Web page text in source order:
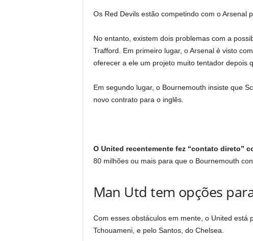
Os Red Devils estão competindo com o Arsenal
No entanto, existem dois problemas com a
Trafford. Em primeiro lugar, o Arsenal é visto
oferecer a ele um projeto muito tentador depois
Em segundo lugar, o Bournemouth insiste que
novo contrato para o inglês.
O United recentemente fez “contato direto”
80 milhões ou mais para que o Bournemouth
Man Utd tem opções
Com esses obstáculos em mente, o United está
Tchouameni, e pelo Santos, do Chelsea.